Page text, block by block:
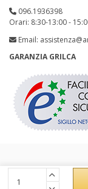
096.1936398
Orari: 8:30-13:00 -
Email:
GARANZIA GRILCA
Grilca SRL -